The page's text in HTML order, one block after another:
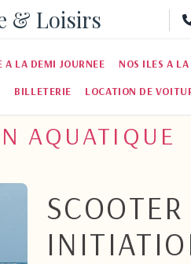
& Loisirs
A LA DEMI JOURNEE NOS ILES A LA
BILLETERIE LOCATION DE
AQUATIQUE